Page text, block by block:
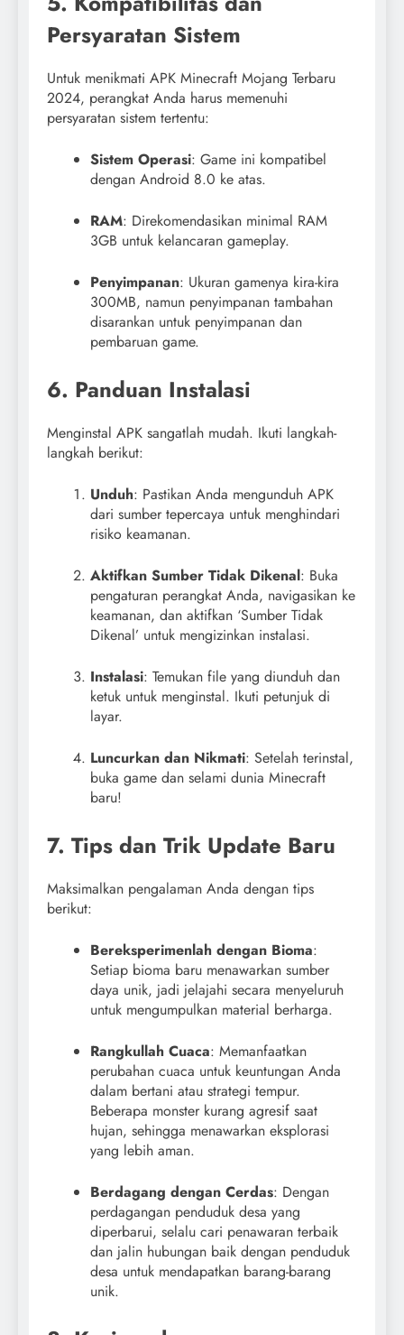
Persyaratan Sistem
Untuk menikmati APK Minecraft Mojang Terbaru
2024, perangkat Anda harus memenuhi
persyaratan sistem tertentu:
Sistem Operasi: Game ini kompatibel
dengan Android 8.0 ke atas.
RAM: Direkomendasikan minimal RAM
3GB untuk kelancaran gameplay.
Penyimpanan: Ukuran gamenya kira-kira
300MB, namun penyimpanan tambahan
disarankan untuk penyimpanan dan
pembaruan game.
6. Panduan Instalasi
Menginstal APK sangatlah mudah. Ikuti langkah-
langkah berikut:
Unduh: Pastikan Anda mengunduh APK
dari sumber tepercaya untuk menghindari
risiko keamanan.
Aktifkan Sumber Tidak Dikenal: Buka
pengaturan perangkat Anda, navigasikan ke
keamanan, dan aktifkan ‘Sumber Tidak
Dikenal’ untuk mengizinkan instalasi.
Instalasi: Temukan file yang diunduh dan
ketuk untuk menginstal. Ikuti petunjuk di
layar.
Luncurkan dan Nikmati: Setelah terinstal,
buka game dan selami dunia Minecraft
baru!
7. Tips dan Trik Update Baru
Maksimalkan pengalaman Anda dengan tips
berikut:
Bereksperimenlah dengan Bioma:
Setiap bioma baru menawarkan sumber
daya unik, jadi jelajahi secara menyeluruh
untuk mengumpulkan material berharga.
Rangkullah Cuaca: Memanfaatkan
perubahan cuaca untuk keuntungan Anda
dalam bertani atau strategi tempur.
Beberapa monster kurang agresif saat
hujan, sehingga menawarkan eksplorasi
yang lebih aman.
Berdagang dengan Cerdas: Dengan
perdagangan penduduk desa yang
diperbarui, selalu cari penawaran terbaik
dan jalin hubungan baik dengan penduduk
desa untuk mendapatkan barang-barang
unik.